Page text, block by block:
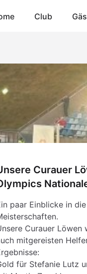
Club
Curauer
paar Einblicke in
Curauer Löwen
mitgereisten
für Stefanie Lutz